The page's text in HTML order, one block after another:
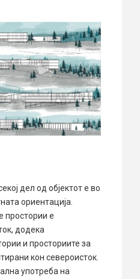
дел од објектот е во
ориентација.
простории е
додека
и просториите за
кон североисток.
употреба на